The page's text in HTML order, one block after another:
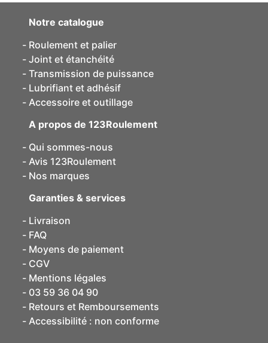
Notre catalogue
Roulement et palier
Joint et étanchéité
Transmission de puissance
Lubrifiant et adhésif
Accessoire et outillage
A propos de 123Roulement
Qui sommes-nous
Avis 123Roulement
Nos marques
Garanties & services
Livraison
FAQ
Moyens de paiement
CGV
Mentions légales
03 59 36 04 90
Retours et Remboursements
Accessibilité : non conforme